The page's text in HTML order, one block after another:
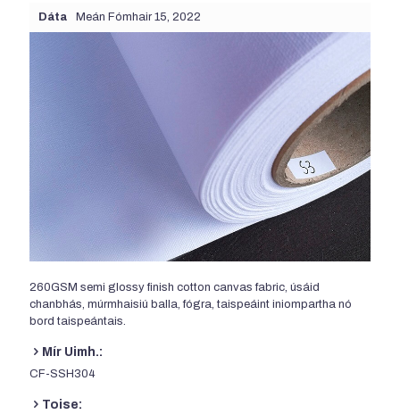
Dáta Meán Fómhair 15, 2022
260GSM semi glossy finish cotton canvas fabric, úsáid
chanbhás, múrmhaisiú balla, fógra, taispeáint iniompartha nó
bord taispeántais.
Mír Uimh.:
CF-SSH304
Toise: